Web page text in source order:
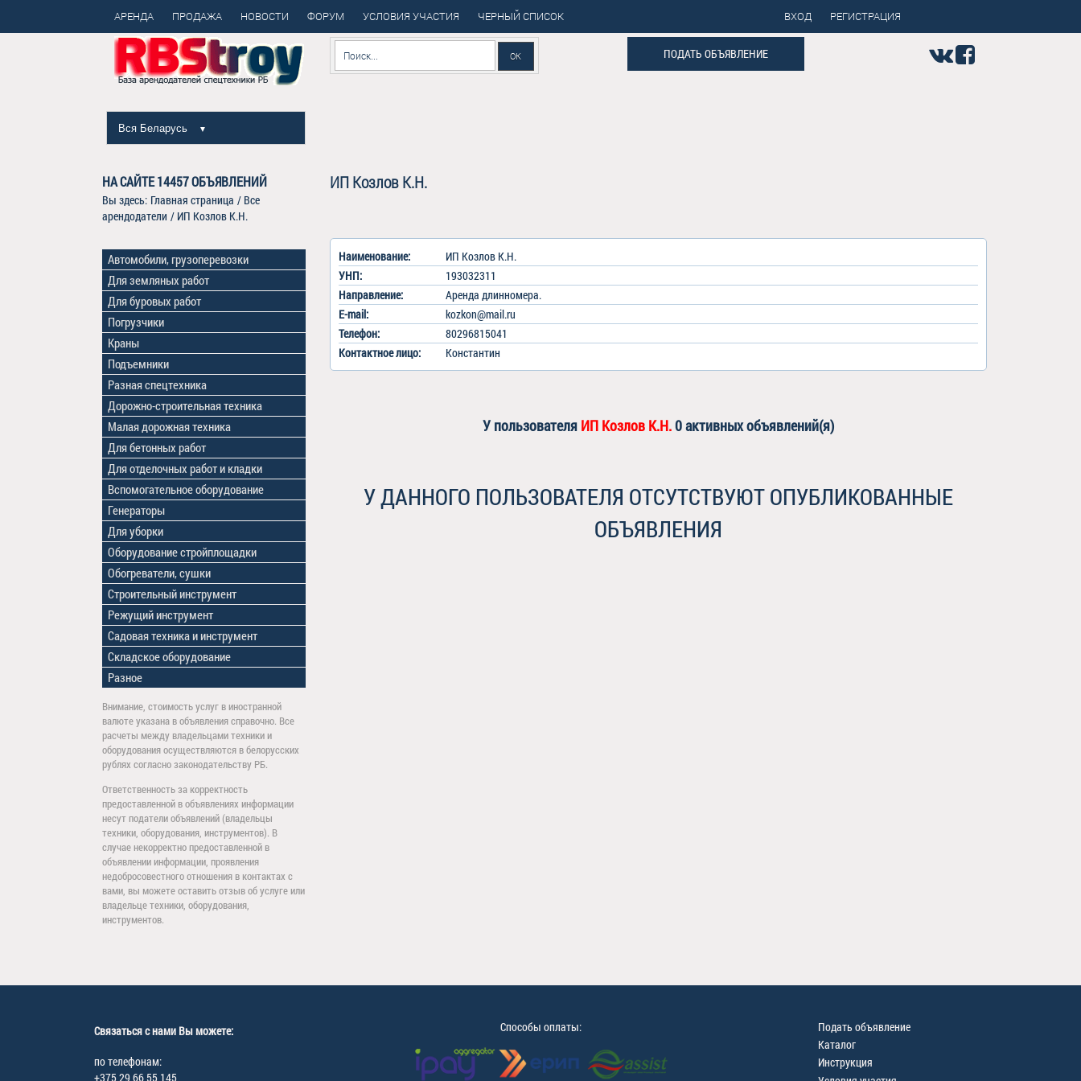
АРЕНДА ПРОДАЖА НОВОСТИ ФОРУМ УСЛОВИЯ УЧАСТИЯ ЧЕРНЫЙ СПИСОК ВХОД РЕГИСТРАЦИЯ
Вся Беларусь ▼
ПОДАТЬ ОБЪЯВЛЕНИЕ
НА САЙТЕ14457ОБЪЯВЛЕНИЙ
Вы здесь: Главная страница / Все
арендодатели / ИП Козлов К.Н.
ИП Козлов К.Н.
Наименование:
ИП Козлов К.Н.
УНП:
193032311
Направление:
Аренда длинномера.
E-mail:
kozkon@mail.ru
Телефон:
80296815041
Контактноелицо: Константин
У пользователя ИП Козлов К.Н.0 активных объявлений(я)
У ДАННОГО ПОЛЬЗОВАТЕЛЯ ОТСУТСТВУЮТ ОПУБЛИКОВАННЫЕ
ОБЪЯВЛЕНИЯ
Автомобили, грузоперевозки
Для земляных работ
Для буровых работ
Погрузчики
Краны
Подъемники
Разная спецтехника
Дорожно-строительная техника
Малая дорожная техника
Для бетонных работ
Для отделочных работ и кладки
Вспомогательное оборудование
Генераторы
Для уборки
Оборудование стройплощадки
Обогреватели, сушки
Строительный инструмент
Режущий инструмент
Садовая техника и инструмент
Складское оборудование
Разное
Внимание, стоимость услуг в иностранной
валюте указана в объявления справочно. Все
расчеты между владельцами техники и
оборудования осуществляются в белорусских
рублях согласно законодательству РБ.
Ответственность за корректность
предоставленной в объявлениях информации
несут податели объявлений (владельцы
техники, оборудования, инструментов). В
случае некорректно предоставленной в
объявлении информации, проявления
недобросовестного отношения в контактах с
вами, вы можете оставить отзыв об услуге или
владельце техники, оборудования,
инструментов.
Связаться с нами Вы можете:
по телефонам:
+375 29 66 55 145
Способы оплаты:
Подать объявление
Каталог
Инструкция